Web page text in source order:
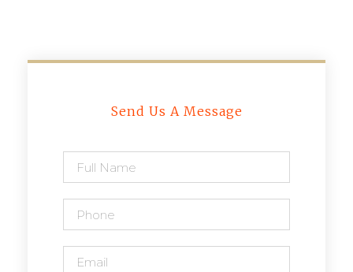
Send Us A Message